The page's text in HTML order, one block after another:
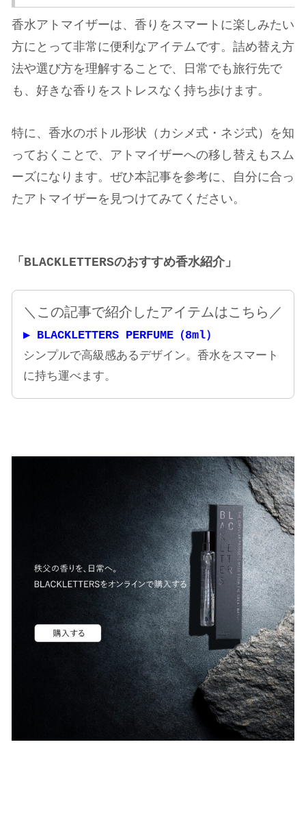
香水アトマイザーは、香りをスマートに楽しみたい
方にとって非常に便利なアイテムです。詰め替え方
法や選び方を理解することで、日常でも旅行先で
も、好きな香りをストレスなく持ち歩けます。
特に、香水のボトル形状（カシメ式・ネジ式）を知
っておくことで、アトマイザーへの移し替えもスム
ーズになります。ぜひ本記事を参考に、自分に合っ
たアトマイザーを見つけてみてください。
「BLACKLETTERSのおすすめ香水紹介」
＼ この記事で紹介したアイテムはこちら／
▶ BLACKLETTERS PERFUME（8ml）
シンプルで高級感あるデザイン。香水をスマート
に持ち運べます。